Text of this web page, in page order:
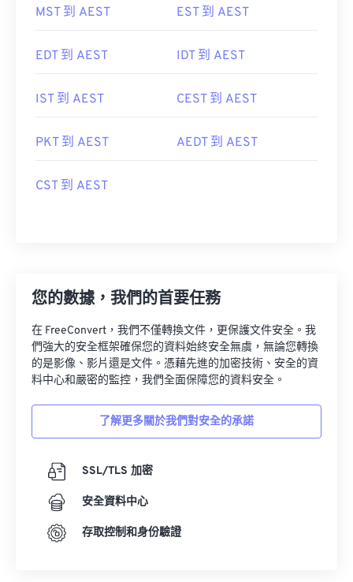
MST 到 AEST EST 到 AEST
EDT 到 AEST IDT 到 AEST
IST 到 AEST CEST 到 AEST
PKT 到 AEST AEDT 到 AEST
CST 到 AEST
您的數據，我們的首要任務
在 FreeConvert，我們不僅轉換文件，更保護文件安全。我
們強大的安全框架確保您的資料始終安全無虞，無論您轉換
的是影像、影片還是文件。憑藉先進的加密技術、安全的資
料中心和嚴密的監控，我們全面保障您的資料安全。
了解更多關於我們對安全的承諾
SSL/TLS 加密
安全資料中心
存取控制和身份驗證